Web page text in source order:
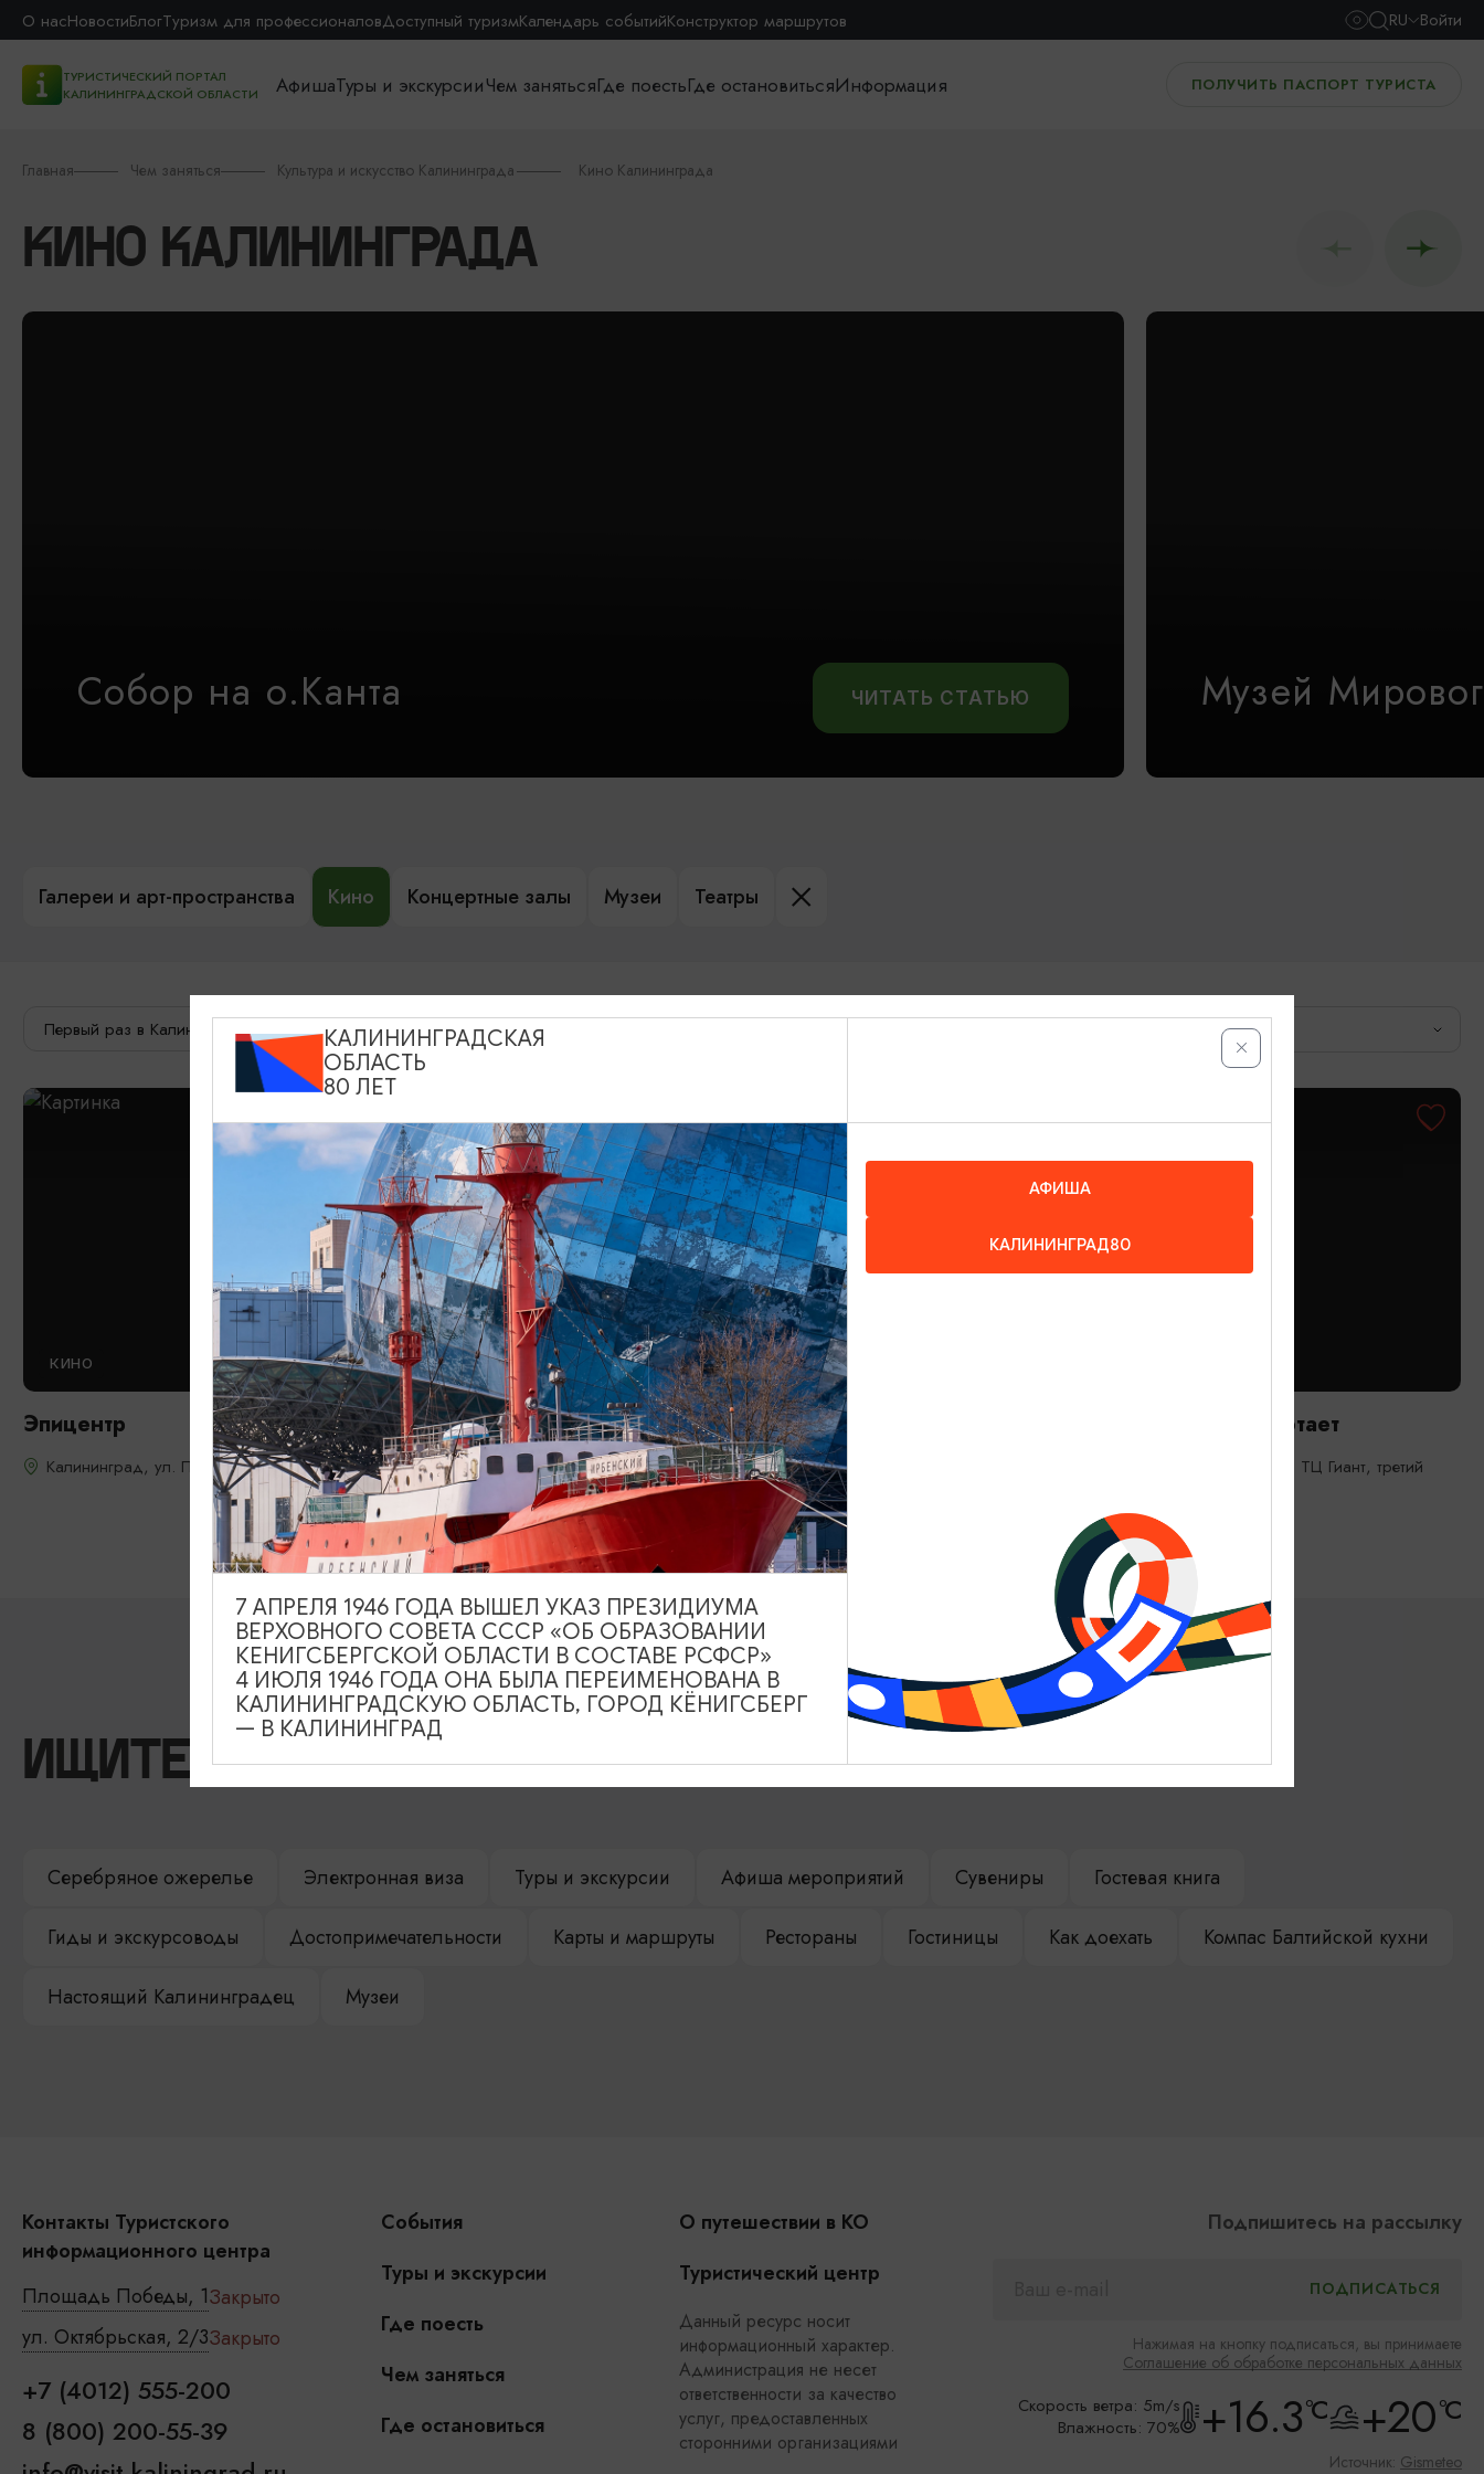
О насНовостиБлогТуризм для профессионаловДоступный туризмКалендарь событийКонструктор маршрутов RU Войти
ТУРИСТИЧЕСКИЙ ПОРТАЛ
КАЛИНИНГРАДСКОЙ ОБЛАСТИ
АфишаТуры и экскурсииЧем занятьсяГде поестьГде остановитьсяИнформация ПОЛУЧИТЬ ПАСПОРТ ТУРИСТА
Главная Чем заняться Культура и искусство Калининграда Кино Калининграда
КИНО КАЛИНИНГРАДА
Собор на о.Канта ЧИТАТЬ СТАТЬЮ Музей
Галереи и арт-пространства Кино Концертные залы Музеи Театры
Первый раз в Калининграде Опытный путешественник Местный житель Город
КИНО
Эпицентр
Калининград, ул. Профессора Баранова, 30
КИНО
Центр культуры и досуга г. Гурьевск
Гурьевск, Калининградское шоссе, д. 4A
Люмен - Временно не работает
Калининград, Московский пр-т, 257, ТЦ Гиант, третий
ИЩИТЕ ТАКЖЕ НА НАШЕМ САЙТЕ
Серебряное ожерелье Электронная виза Туры и экскурсии Афиша мероприятий Сувениры Гостевая книга
Гиды и экскурсоводы Достопримечательности Карты и маршруты Рестораны Гостиницы Как доехать Компас Балтийской кухни
Настоящий Калининградец Музеи
Контакты Туристского
информационного центра
Площадь Победы, 1Закрыто
ул. Октябрьская, 2/3Закрыто
+7 (4012) 555-200
8 (800) 200-55-39
События
Туры и экскурсии
Где поесть
Чем заняться
Где остановиться
О путешествии в КО
Туристический центр
Данный ресурс носит
информационный характер.
Администрация не несет
ответственности за качество
услуг, предоставленных
сторонними организациями
Подпишитесь на рассылку
Нажимая на кнопку подписаться, вы принимаете
Соглашение об обработке персональных данных
Скорость ветра: 5m/s
Влажность: 70%
+16.3°C +20°C
Источник: Gismeteo
КАЛИНИНГРАДСКАЯ
ОБЛАСТЬ
80 ЛЕТ
АФИША
КАЛИНИНГРАД80
7 АПРЕЛЯ 1946 ГОДА ВЫШЕЛ УКАЗ ПРЕЗИДИУМА
ВЕРХОВНОГО СОВЕТА СССР «ОБ ОБРАЗОВАНИИ
КЕНИГСБЕРГСКОЙ ОБЛАСТИ В СОСТАВЕ РСФСР»
4 ИЮЛЯ 1946 ГОДА ОНА БЫЛА ПЕРЕИМЕНОВАНА В
КАЛИНИНГРАДСКУЮ ОБЛАСТЬ, ГОРОД КЁНИГСБЕРГ
— В КАЛИНИНГРАД